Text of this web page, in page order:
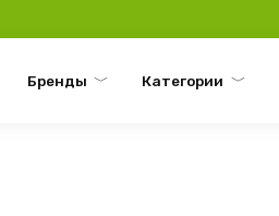
Бренды Категории